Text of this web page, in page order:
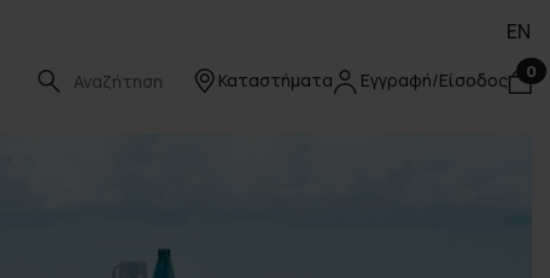
EN
Καταστήματα Εγγραφή/Είσοδος 0